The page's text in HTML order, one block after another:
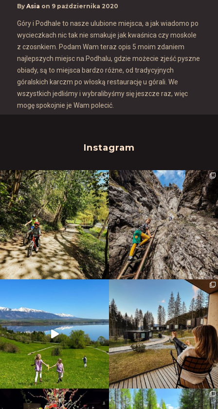
By Asia on 9 października 2020
Góry i Podhale to nasze ulubione miejsca, a jak wiadomo po
wycieczkach nic tak nie smakuje jak kwaśnica czy moskole
z czosnkiem. Podam Wam teraz opis 5 moim zdaniem
najlepszych miejsc na Podhalu, gdzie możecie zjeść pyszne
obiady, są to miejsca bardzo różne, od tradycyjnych
góralskich karczm po włoską restaurację u górali. We
wszystkich jedliśmy i wybralibyśmy się jeszcze raz, więc
mogę spokojnie je Wam polecić.
Instagram